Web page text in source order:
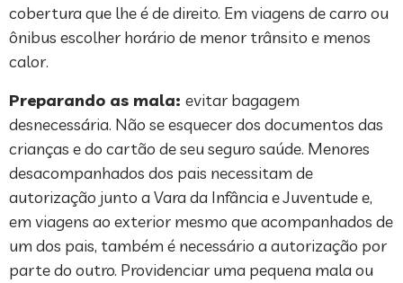
cobertura que lhe é de direito. Em viagens de carro ou
ônibus escolher horário de menor trânsito e menos
calor.
Preparando as mala: evitar bagagem
desnecessária. Não se esquecer dos documentos das
crianças e do cartão de seu seguro saúde. Menores
desacompanhados dos pais necessitam de
autorização junto a Vara da Infância e Juventude e,
em viagens ao exterior mesmo que acompanhados de
um dos pais, também é necessário a autorização por
parte do outro. Providenciar uma pequena mala ou